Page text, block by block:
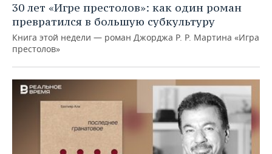
30 лет «Игре престолов»: как один роман
превратился в большую субкультуру
Книга этой недели — роман Джорджа Р. Р. Мартина «Игра
престолов»